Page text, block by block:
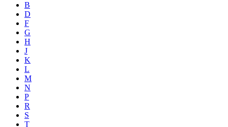
B
D
F
G
H
J
K
L
M
N
P
R
S
T